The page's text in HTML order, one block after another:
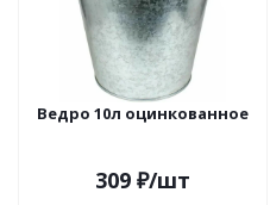
Ведро 10л оцинкованное
309 ₽/шт